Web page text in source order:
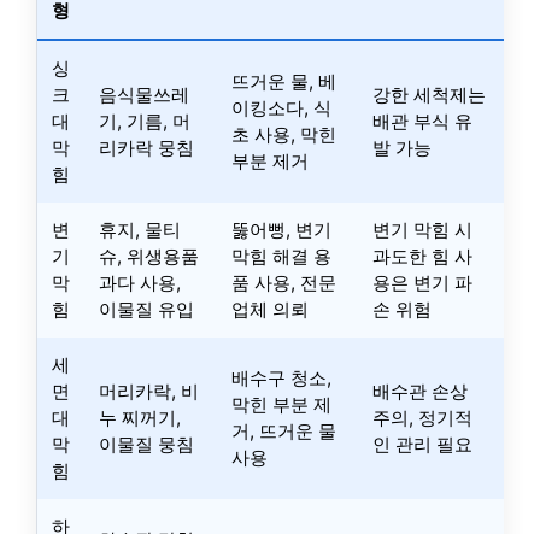
형
싱
크
대
막
힘
음식물쓰레
기, 기름, 머
리카락 뭉침
뜨거운 물, 베
이킹소다, 식
초 사용, 막힌
부분 제거
강한 세척제는
배관 부식 유
발 가능
변
기
막
힘
휴지, 물티
슈, 위생용품
과다 사용,
이물질 유입
뚫어뻥, 변기
막힘 해결 용
품 사용, 전문
업체 의뢰
변기 막힘 시
과도한 힘 사
용은 변기 파
손 위험
세
면
대
막
힘
머리카락, 비
누 찌꺼기,
이물질 뭉침
배수구 청소,
막힌 부분 제
거, 뜨거운 물
사용
배수관 손상
주의, 정기적
인 관리 필요
하